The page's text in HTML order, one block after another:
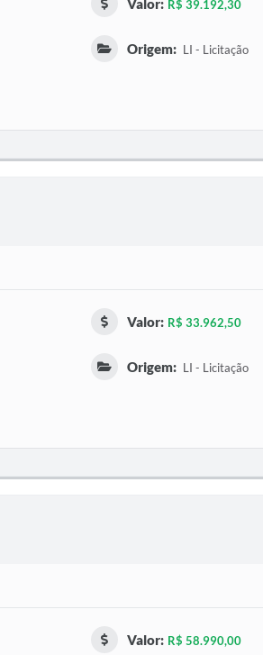
Valor: R$ 39.192,30
Origem: LI - Licitação
Valor: R$ 33.962,50
Origem: LI - Licitação
Valor: R$ 58.990,00